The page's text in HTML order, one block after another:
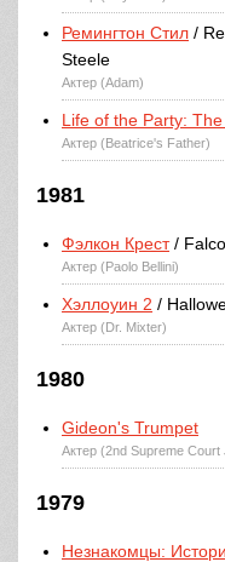
Ремингтон Стил /
Steele
Актер (Adam)
Life of the Party:
Актер (Beatrice's Father)
1981
Фэлкон Крест/
Актер (Paolo Bellini)
Хэллоуин 2 /
Актер (Dr. Mixter)
1980
Gideon's Trumpet
Актер (2nd Supreme Court
1979
Незнакомцы: